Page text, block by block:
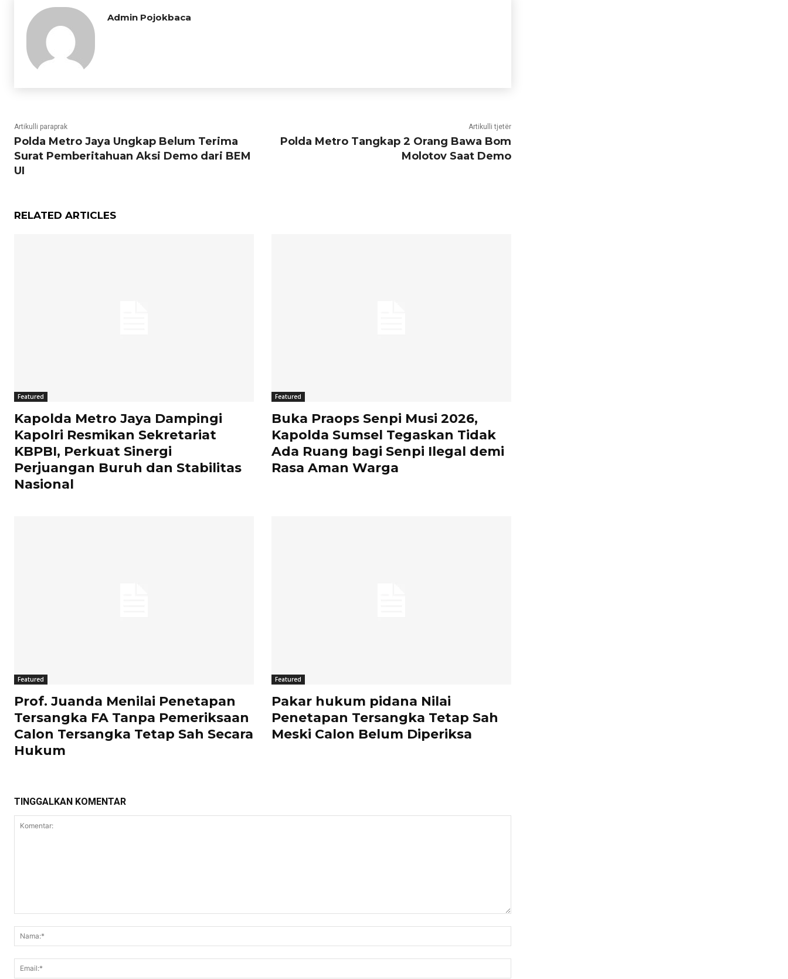
Admin Pojokbaca
Artikulli paraprak
Polda Metro Jaya Ungkap Belum Terima
Surat Pemberitahuan Aksi Demo dari BEM
UI
Artikulli tjetër
Polda Metro Tangkap 2 Orang Bawa Bom
Molotov Saat Demo
RELATED ARTICLES
Featured
Kapolda Metro Jaya Dampingi
Kapolri Resmikan Sekretariat
KBPBI, Perkuat Sinergi
Perjuangan Buruh dan Stabilitas
Nasional
Featured
Buka Praops Senpi Musi 2026,
Kapolda Sumsel Tegaskan Tidak
Ada Ruang bagi Senpi Ilegal demi
Rasa Aman Warga
Featured
Prof. Juanda Menilai Penetapan
Tersangka FA Tanpa Pemeriksaan
Calon Tersangka Tetap Sah Secara
Hukum
Featured
Pakar hukum pidana Nilai
Penetapan Tersangka Tetap Sah
Meski Calon Belum Diperiksa
TINGGALKAN KOMENTAR